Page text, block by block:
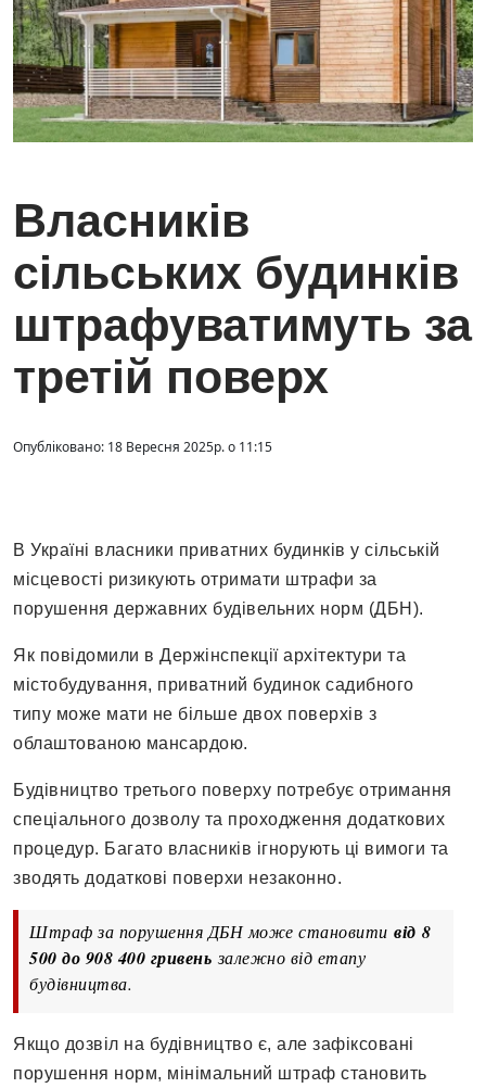
Власників
сільських будинків
штрафуватимуть за
третій поверх
Опубліковано: 18 Вересня 2025р. о 11:15
В Україні власники приватних будинків у сільській
місцевості ризикують отримати штрафи за
порушення державних будівельних норм (ДБН).
Як повідомили в Держінспекції архітектури та
містобудування, приватний будинок садибного
типу може мати не більше двох поверхів з
облаштованою мансардою.
Будівництво третього поверху потребує отримання
спеціального дозволу та проходження додаткових
процедур. Багато власників ігнорують ці вимоги та
зводять додаткові поверхи незаконно.
Штраф за порушення ДБН може становити від 8
500 до 908 400 гривень залежно від етапу
будівництва.
Якщо дозвіл на будівництво є, але зафіксовані
порушення норм, мінімальний штраф становить